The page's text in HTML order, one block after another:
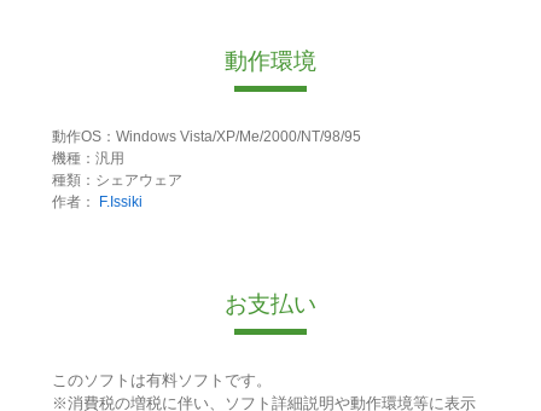
動作環境
動作OS：Windows Vista/XP/Me/2000/NT/98/95
機種：汎用
種類：シェアウェア
作者：
F.Issiki
お支払い
このソフトは有料ソフトです。
※消費税の増税に伴い、ソフト詳細説明や動作環境等に表示